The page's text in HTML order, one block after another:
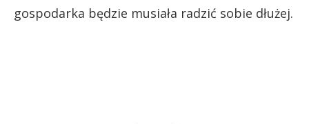
gospodarka będzie musiała radzić sobie dłużej.